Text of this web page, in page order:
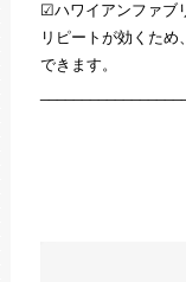
☑︎ハワイアンファブ
リピートが効くた
できます。